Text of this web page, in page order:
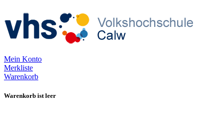
Mein Konto
Merkliste
Warenkorb
Warenkorb ist leer